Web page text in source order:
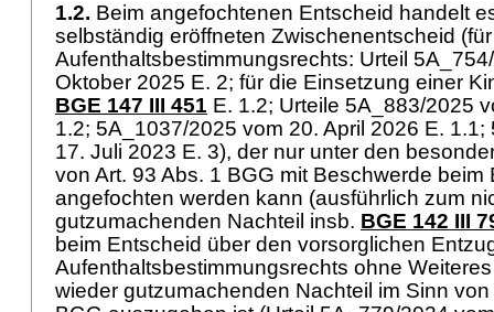
1.2. Beim angefochtenen Entscheid handelt
selbständig eröffneten Zwischenentscheid
Aufenthaltsbestimmungsrechts: Urteil
Oktober 2025 E. 2; für die Einsetzung einer
BGE 147 III 451 E. 1.2; Urteile 5A_883/2025
1.2; 5A_1037/2025 vom 20. April 2026 E.
17. Juli 2023 E. 3), der nur unter den
von Art. 93 Abs. 1 BGG mit Beschwerde beim
angefochten werden kann (ausführlich zum
gutzumachenden Nachteil insb. BGE 142 III
beim Entscheid über den vorsorglichen
Aufenthaltsbestimmungsrechts ohne
wieder gutzumachenden Nachteil im Sinn von